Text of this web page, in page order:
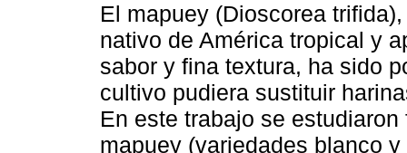
El mapuey (Dioscorea
nativo de América tropical y
sabor y fina textura, ha sido
cultivo pudiera sustituir
En este trabajo se
mapuey (variedades blanco